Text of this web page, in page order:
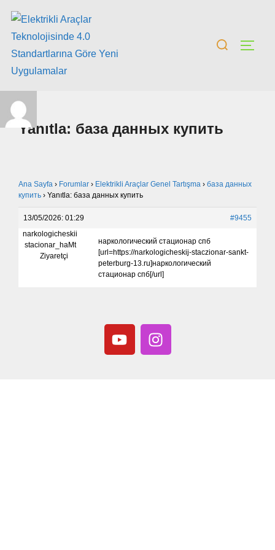
Yanıtla: база данных купить
Ana Sayfa › Forumlar › Elektrikli Araçlar Genel Tartışma › база данных
купить › Yanıtla: база данных купить
13/05/2026: 01:29
#9455
narkologicheskii
stacionar_haMt
Ziyaretçi
наркологический стационар спб
[url=https://narkologicheskij-staczionar-sankt-
peterburg-13.ru]наркологический
стационар спб[/url]